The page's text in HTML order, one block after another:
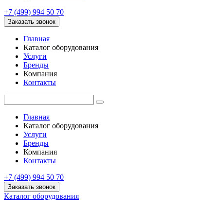
+7 (499) 994 50 70
Заказать звонок
Главная
Каталог оборудования
Услуги
Бренды
Компания
Контакты
Главная
Каталог оборудования
Услуги
Бренды
Компания
Контакты
+7 (499) 994 50 70
Заказать звонок
Каталог оборудования